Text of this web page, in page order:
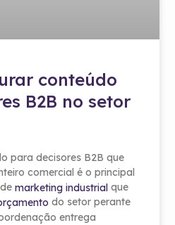
conteúdo
B2B no setor
para decisores B2B que
comercial é o principal
demarketing industrial que
do setor perante
entrega